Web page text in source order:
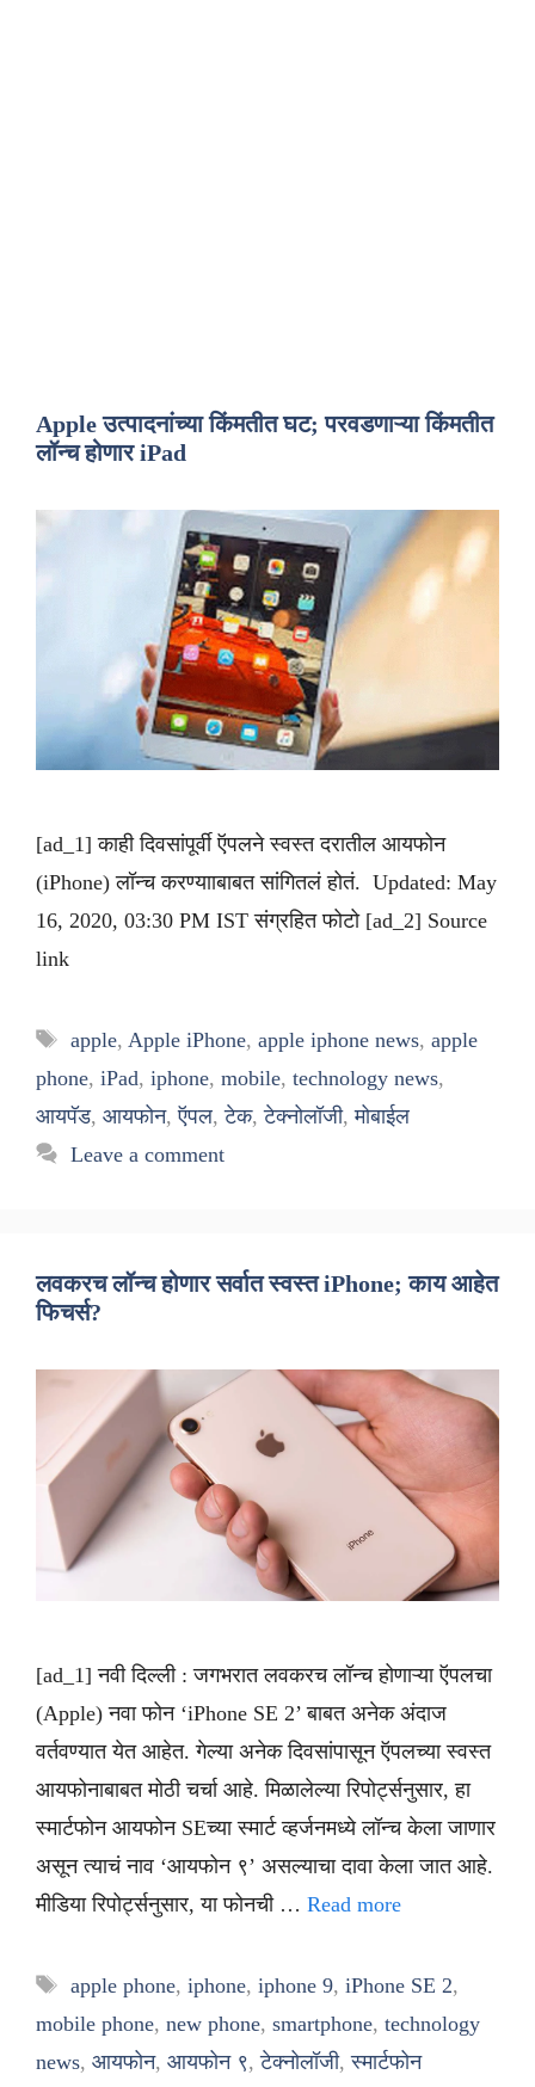
Apple उत्पादनांच्या किंमतीत घट; परवडणाऱ्या किंमतीत
लॉन्च होणार iPad
[ad_1] काही दिवसांपूर्वी ऍपलने स्वस्त दरातील आयफोन
(iPhone) लॉन्च करण्यााबाबत सांगितलं होतं. Updated: May
16, 2020, 03:30 PM IST संग्रहित फोटो [ad_2] Source
link
Tags
apple, Apple iPhone, apple iphone news, apple
phone, iPad, iphone, mobile, technology news,
आयपॅड, आयफोन,ऍपल,टेक,टेक्नोलॉजी,मोबाईल
Leave a comment
लवकरच लॉन्च होणार सर्वात स्वस्त iPhone; काय आहेत
फिचर्स?
[ad_1] नवी दिल्ली : जगभरात लवकरच लॉन्च होणाऱ्या ऍपलचा
(Apple) नवा फोन ‘iPhone SE 2’ बाबत अनेक अंदाज
वर्तवण्यात येत आहेत. गेल्या अनेक दिवसांपासून ऍपलच्या स्वस्त
आयफोनाबाबत मोठी चर्चा आहे. मिळालेल्या रिपोर्ट्सनुसार, हा
स्मार्टफोन आयफोन SEच्या स्मार्ट व्हर्जनमध्ये लॉन्च केला जाणार
असून त्याचं नाव ‘आयफोन ९’ असल्याचा दावा केला जात आहे.
मीडिया रिपोर्ट्सनुसार, या फोनची … Read more
Tags
apple phone, iphone, iphone 9, iPhone SE 2,
mobile phone, new phone, smartphone, technology
news, आयफोन, आयफोन ९,टेक्नोलॉजी,स्मार्टफोन